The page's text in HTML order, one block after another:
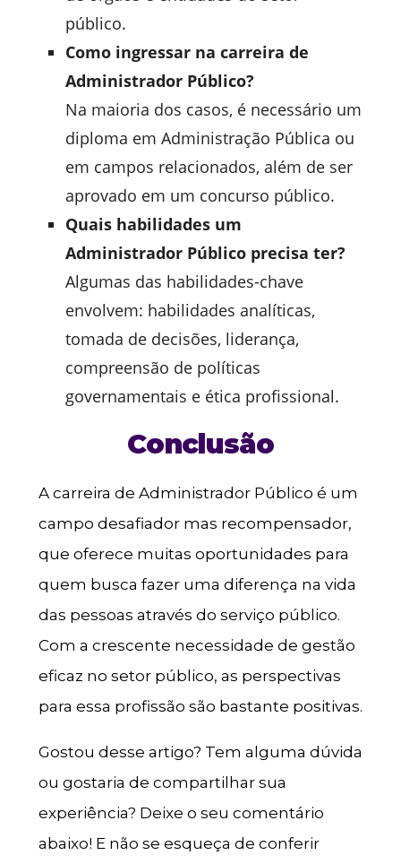
público.
Como ingressar na carreira de
Administrador Público?
Na maioria dos casos, é necessário um
diploma em Administração Pública ou
em campos relacionados, além de ser
aprovado em um concurso público.
Quais habilidades um
Administrador Público precisa ter?
Algumas das habilidades-chave
envolvem: habilidades analíticas,
tomada de decisões, liderança,
compreensão de políticas
governamentais e ética profissional.
Conclusão
A carreira de Administrador Público é um
campo desafiador mas recompensador,
que oferece muitas oportunidades para
quem busca fazer uma diferença na vida
das pessoas através do serviço público.
Com a crescente necessidade de gestão
eficaz no setor público, as perspectivas
para essa profissão são bastante positivas.
Gostou desse artigo? Tem alguma dúvida
ou gostaria de compartilhar sua
experiência? Deixe o seu comentário
abaixo! E não se esqueça de conferir